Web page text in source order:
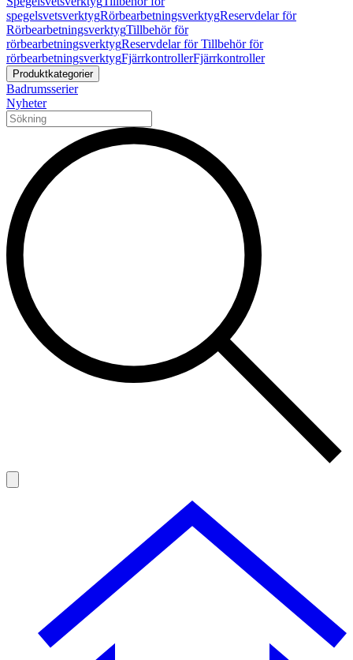
spegelsvetsverktygRörbearbetningsverktygReservdelar för
RörbearbetningsverktygTillbehör för
rörbearbetningsverktygReservdelar för Tillbehör för
rörbearbetningsverktygFjärrkontrollerFjärrkontroller
Produktkategorier
Badrumsserier
Nyheter